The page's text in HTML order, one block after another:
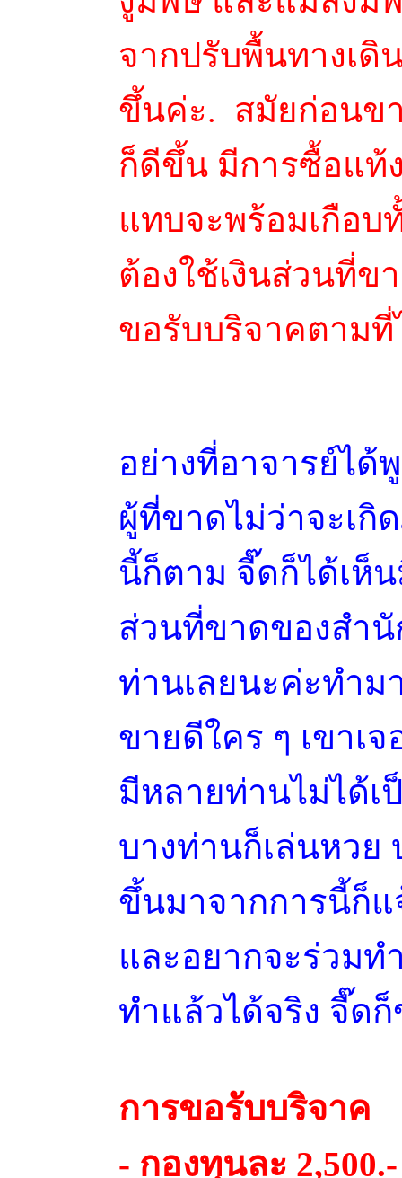
จากปรับพื้นทางเดิ
ขึ้นค่ะ. สมัยก่อนข
ก็ดีขึ้น มีการซื้อแท้
แทบจะพร้อมเกือบ
ต้องใช้เงินส่วนที่ข
ขอรับบริจาคตาม
อย่างที่อาจารย์ได้
ผู้ที่ขาดไม่ว่าจะเกิ
นี้ก็ตาม จี๊ดก็ได้เห็
ส่วนที่ขาดของสำ
ท่านเลยนะค่ะทำ
ขายดีใคร ๆ เขา
มีหลายท่านไม่ได้
บางท่านก็เล่นหวย
ขึ้นมาจากการนี้ก็แ
และอยากจะร่วม
ทำแล้วได้จริง จี๊ด
การขอรับบริจาค
- กองทุนละ